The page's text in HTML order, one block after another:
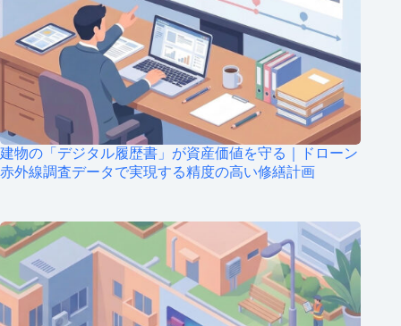
建物の「デジタル履歴書」が資産価値を守る｜ドローン
赤外線調査データで実現する精度の高い修繕計画